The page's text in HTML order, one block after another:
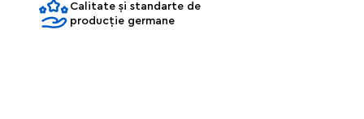
Calitate și standarte de
producție germane